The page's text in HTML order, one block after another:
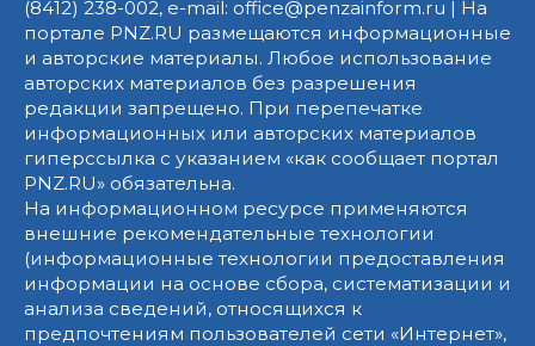
(8412) 238-002, e-mail: office@penzainform.ru | На
портале PNZ.RU размещаются информационные
и авторские материалы. Любое использование
авторских материалов без разрешения
редакции запрещено. При перепечатке
информационных или авторских материалов
гиперссылка с указанием «как сообщает портал
PNZ.RU» обязательна.
На информационном ресурсе применяются
внешние рекомендательные технологии
(информационные технологии предоставления
информации на основе сбора, систематизации и
анализа сведений, относящихся к
предпочтениям пользователей сети «Интернет»,